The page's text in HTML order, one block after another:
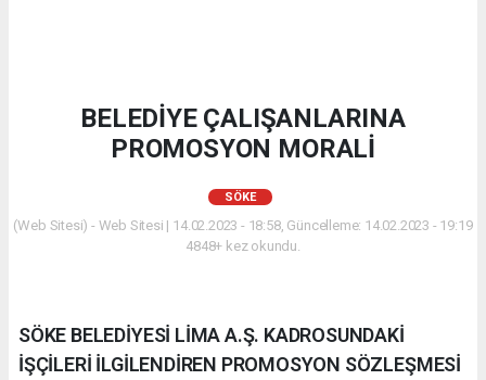
BELEDİYE ÇALIŞANLARINA
PROMOSYON MORALİ
SÖKE
(Web Sitesi) - Web Sitesi | 14.02.2023 - 18:58, Güncelleme: 14.02.2023 - 19:19
4848+ kez okundu.
SÖKE BELEDİYESİ LİMA A.Ş. KADROSUNDAKİ
İŞÇİLERİ İLGİLENDİREN PROMOSYON SÖZLEŞMESİ